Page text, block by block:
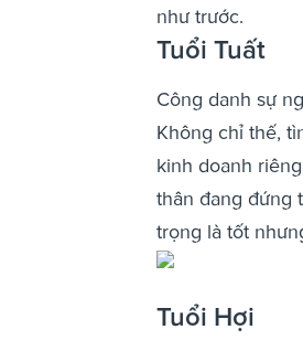
như trước.
Tuổi Tuất
Công danh sự
Không chỉ thế,
kinh doanh
thân đang đứng
trọng là tốt
Tuổi Hợi